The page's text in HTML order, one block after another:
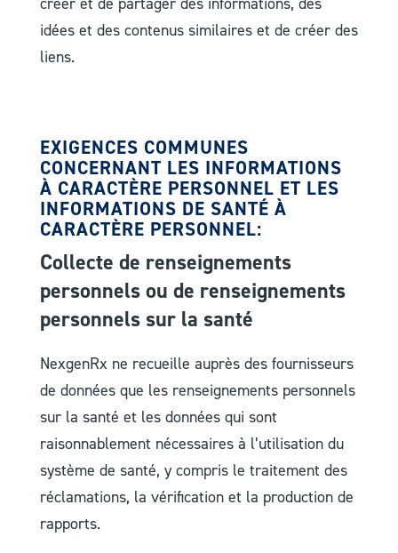
idées et des contenus similaires et de créer des
liens.
EXIGENCES COMMUNES
CONCERNANT LES INFORMATIONS
À CARACTÈRE PERSONNEL ET LES
INFORMATIONS DE SANTÉ À
CARACTÈRE PERSONNEL:
Collecte de renseignements
personnels ou de renseignements
personnels sur la santé
NexgenRx ne recueille auprès des fournisseurs
de données que les renseignements personnels
sur la santé et les données qui sont
raisonnablement nécessaires à l’utilisation du
système de santé, y compris le traitement des
réclamations, la vérification et la production de
rapports.